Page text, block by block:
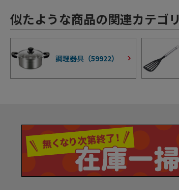
似たような商品の関連カテゴリ
調理器具（59922）